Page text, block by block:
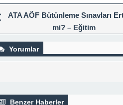
ATA AÖF Bütünleme Sınavları
mi? – Eğitim
Yorumlar
Benzer Haberler